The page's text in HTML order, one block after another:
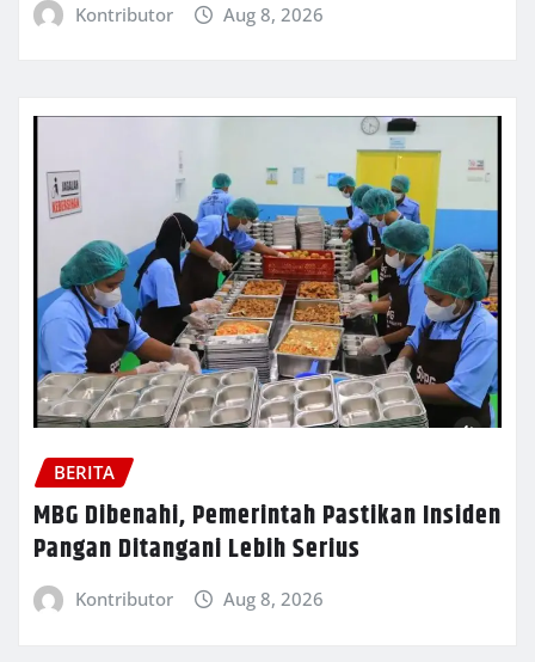
Kontributor Aug 8, 2026
BERITA
MBG Dibenahi, Pemerintah Pastikan Insiden
Pangan Ditangani Lebih Serius
Kontributor Aug 8, 2026